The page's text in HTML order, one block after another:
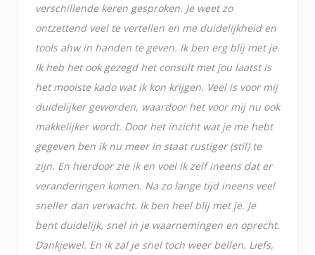
verschillende keren gesproken. Je weet zo
ontzettend veel te vertellen en me duidelijkheid en
tools ahw in handen te geven. Ik ben erg blij met je.
Ik heb het ook gezegd het consult met jou laatst is
het mooiste kado wat ik kon krijgen. Veel is voor mij
duidelijker geworden, waardoor het voor mij nu ook
makkelijker wordt. Door het inzicht wat je me hebt
gegeven ben ik nu meer in staat rustiger (stil) te
zijn. En hierdoor zie ik en voel ik zelf ineens dat er
veranderingen komen. Na zo lange tijd ineens veel
sneller dan verwacht. Ik ben heel blij met je. Je
bent duidelijk, snel in je waarnemingen en oprecht.
Dankjewel. En ik zal je snel toch weer bellen. Liefs,